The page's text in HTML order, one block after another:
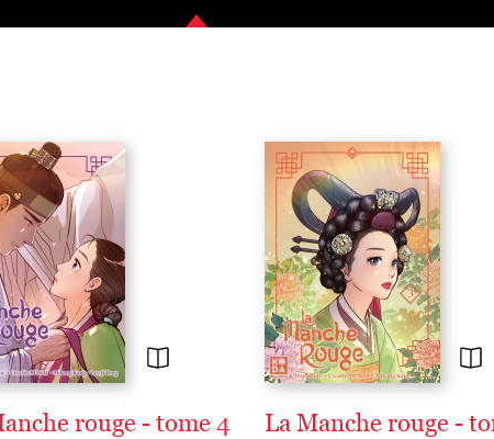
rouge - tome 4 La Manche rouge -